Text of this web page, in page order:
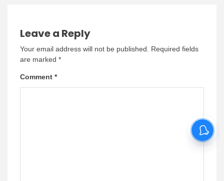
Leave a Reply
Your email address will not be published.
Required fields
are marked *
Comment *